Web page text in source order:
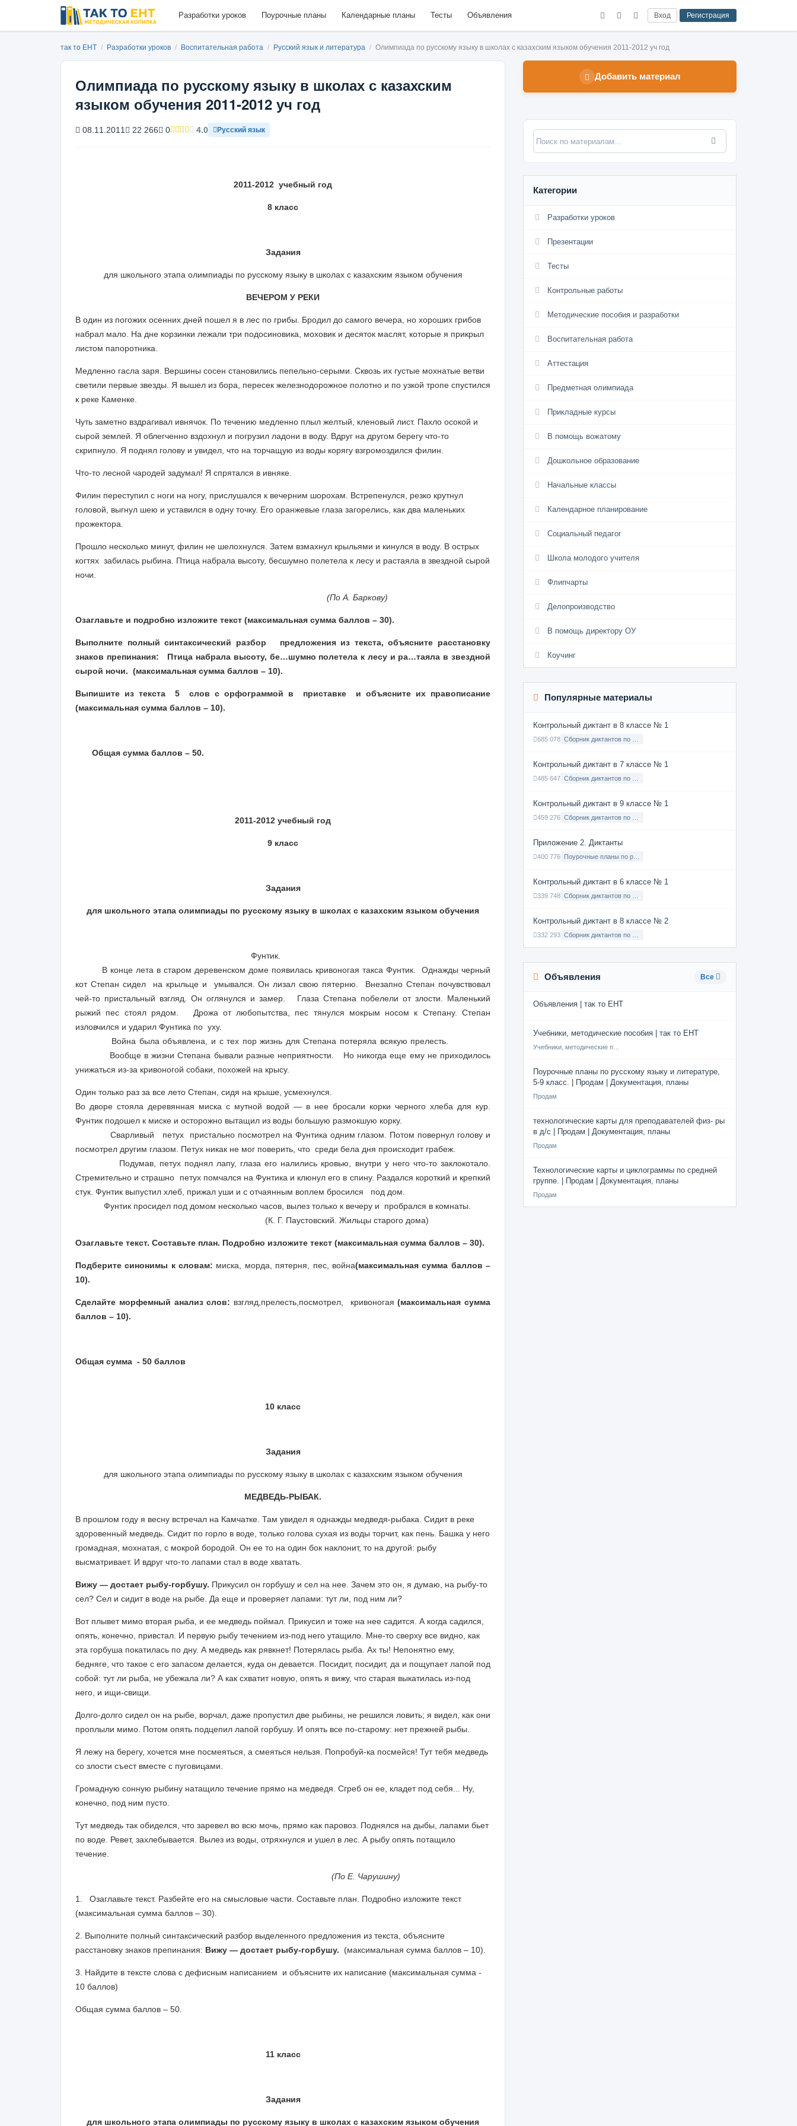
Разработки уроков Поурочные планы Календарные планы Тесты Объявления Вход Регистрация
так то ЕНТ / Разработки уроков / Воспитательная работа / Русский язык и литература / Олимпиада по русскому языку в школах с казахским языком обучения 2011-2012 уч год
Олимпиада по русскому языку в школах с казахским
языком обучения 2011-2012 уч год
08.11.2011 22 266 0 4.0 Русский язык
2011-2012 учебный год
8 класс
Задания
для школьного этапа олимпиады по русскому языку в школах с казахским языком обучения
ВЕЧЕРОМ У РЕКИ
В один из погожих осенних дней пошел я в лес по грибы. Бродил до самого вечера, но хороших грибов
набрал мало. На дне корзинки лежали три подосиновика, моховик и десяток маслят, которые я прикрыл
листом папоротника.
Медленно гасла заря. Вершины сосен становились пепельно-серыми. Сквозь их густые мохнатые ветви
светили первые звезды. Я вышел из бора, пересек железнодорожное полотно и по узкой тропе спустился
к реке Каменке.
Чуть заметно вздрагивал ивнячок. По течению медленно плыл желтый, кленовый лист. Пахло осокой и
сырой землей. Я облегченно вздохнул и погрузил ладони в воду. Вдруг на другом берегу что-то
скрипнуло. Я поднял голову и увидел, что на торчащую из воды корягу взгромоздился филин.
Что-то лесной чародей задумал! Я спрятался в ивняке.
Филин переступил с ноги на ногу, прислушался к вечерним шорохам. Встрепенулся, резко крутнул
головой, выгнул шею и уставился в одну точку. Его оранжевые глаза загорелись, как два маленьких
прожектора.
Прошло несколько минут, филин не шелохнулся. Затем взмахнул крыльями и кинулся в воду. В острых
когтях забилась рыбина. Птица набрала высоту, бесшумно полетела к лесу и растаяла в звездной сырой
ночи.
(По А. Баркову)
Озаглавьте и подробно изложите текст (максимальная сумма баллов – 30).
Выполните полный синтаксический разбор
предложения из текста, объясните расстановку
знаков препинания:
Птица набрала высоту, бе…шумно полетела к лесу и ра…таяла в звездной
сырой ночи. (максимальная сумма баллов – 10).
Выпишите из текста 5 слов с орфограммой в приставке и объясните их правописание
(максимальная сумма баллов – 10).
Общая сумма баллов – 50.
2011-2012 учебный год
9 класс
Задания
для школьного этапа олимпиады по русскому языку в школах с казахским языком обучения
Фунтик.
В конце лета в старом деревенском доме появилась кривоногая такса Фунтик. Однажды черный
кот Степан сидел на крыльце и умывался. Он лизал свою пятерню. Внезапно Степан почувствовал
чей-то пристальный взгляд. Он оглянулся и замер. Глаза Степана побелели от злости. Маленький
рыжий пес стоял рядом. Дрожа от любопытства, пес тянулся мокрым носом к Степану. Степан
изловчился и ударил Фунтика по уху.
Война была объявлена, и с тех пор жизнь для Степана потеряла всякую прелесть.
Вообще в жизни Степана бывали разные неприятности. Но никогда еще ему не приходилось
унижаться из-за кривоногой собаки, похожей на крысу.
Один только раз за все лето Степан, сидя на крыше, усмехнулся.
Во дворе стояла деревянная миска с мутной водой — в нее бросали корки черного хлеба для кур.
Фунтик подошел к миске и осторожно вытащил из воды большую размокшую корку.
Сварливый петух пристально посмотрел на Фунтика одним глазом. Потом повернул голову и
посмотрел другим глазом. Петух никак не мог поверить, что среди бела дня происходит грабеж.
Подумав, петух поднял лапу, глаза его налились кровью, внутри у него что-то заклокотало.
Стремительно и страшно петух помчался на Фунтика и клюнул его в спину. Раздался короткий и крепкий
стук. Фунтик выпустил хлеб, прижал уши и с отчаянным воплем бросился под дом.
Фунтик просидел под домом несколько часов, вылез только к вечеру и пробрался в комнаты.
(К. Г. Паустовский. Жильцы старого дома)
Озаглавьте текст. Составьте план. Подробно изложите текст (максимальная сумма баллов – 30).
Подберите синонимы к словам: миска, морда, пятерня, пес, война(максимальная сумма баллов –
10).
Сделайте морфемный анализ слов: взгляд, прелесть, посмотрел, кривоногая(максимальная сумма
баллов – 10).
Общая сумма - 50 баллов
10 класс
Задания
для школьного этапа олимпиады по русскому языку в школах с казахским языком обучения
МЕДВЕДЬ-РЫБАК.
В прошлом году я весну встречал на Камчатке. Там увидел я однажды медведя-рыбака. Сидит в реке
здоровенный медведь. Сидит по горло в воде, только голова сухая из воды торчит, как пень. Башка у него
громадная, мохнатая, с мокрой бородой. Он ее то на один бок наклонит, то на другой: рыбу
высматривает. И вдруг что-то лапами стал в воде хватать.
Вижу — достает рыбу-горбушу. Прикусил он горбушу и сел на нее. Зачем это он, я думаю, на рыбу-то
сел? Сел и сидит в воде на рыбе. Да еще и проверяет лапами: тут ли, под ним ли?
Вот плывет мимо вторая рыба, и ее медведь поймал. Прикусил и тоже на нее садится. А когда садился,
опять, конечно, привстал. И первую рыбу течением из-под него утащило. Мне-то сверху все видно, как
эта горбуша покатилась по дну. А медведь как рявкнет! Потерялась рыба. Ах ты! Непонятно ему,
бедняге, что такое с его запасом делается, куда он девается. Посидит, посидит, да и пощупает лапой под
собой: тут ли рыба, не убежала ли? А как схватит новую, опять я вижу, что старая выкатилась из-под
него, и ищи-свищи.
Долго-долго сидел он на рыбе, ворчал, даже пропустил две рыбины, не решился ловить; я видел, как они
проплыли мимо. Потом опять подцепил лапой горбушу. И опять все по-старому: нет прежней рыбы.
Я лежу на берегу, хочется мне посмеяться, а смеяться нельзя. Попробуй-ка посмейся! Тут тебя медведь
со злости съест вместе с пуговицами.
Громадную сонную рыбину натащило течение прямо на медведя. Сгреб он ее, кладет под себя... Ну,
конечно, под ним пусто.
Тут медведь так обиделся, что заревел во всю мочь, прямо как паровоз. Поднялся на дыбы, лапами бьет
по воде. Ревет, захлебывается. Вылез из воды, отряхнулся и ушел в лес. А рыбу опять потащило
течение.
(По Е. Чарушину)
1. Озаглавьте текст. Разбейте его на смысловые части. Составьте план. Подробно изложите текст
(максимальная сумма баллов – 30).
2. Выполните полный синтаксический разбор выделенного предложения из текста, объясните
расстановку знаков препинания: Вижу — достает рыбу-горбушу. (максимальная сумма баллов – 10).
3. Найдите в тексте слова с дефисным написанием и объясните их написание (максимальная сумма -
10 баллов)
Общая сумма баллов – 50.
11 класс
Задания
для школьного этапа олимпиады по русскому языку в школах с казахским языком обучения
Добавить материал
Категории
Разработки уроков
Презентации
Тесты
Контрольные работы
Методические пособия и разработки
Воспитательная работа
Аттестация
Предметная олимпиада
Прикладные курсы
В помощь вожатому
Дошкольное образование
Начальные классы
Календарное планирование
Социальный педагог
Школа молодого учителя
Флипчарты
Делопроизводство
В помощь директору ОУ
Коучинг
Популярные материалы
Контрольный диктант в 8 классе № 1
685 078
Контрольный диктант в 7 классе № 1
485 647
Контрольный диктант в 9 классе № 1
459 276
Приложение 2. Диктанты
400 776
Контрольный диктант в 6 классе № 1
339 748
Контрольный диктант в 8 классе № 2
332 293
Объявления Все
Объявления | так то ЕНТ
Учебники, методические пособия | так то ЕНТ
Поурочные планы по русскому языку и литературе,
5-9 класс. | Продам | Документация, планы
Продам
технологические карты для преподавателей физ- ры
в д/с | Продам | Документация, планы
Продам
Технологические карты и циклограммы по средней
группе. | Продам | Документация, планы
Продам